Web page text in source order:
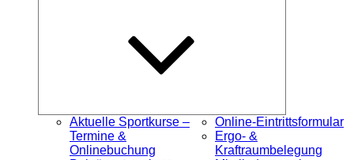
Aktuelle Sportkurse –
Termine &
Onlinebuchung
Online-Eintrittsformular
Ergo- &
Kraftraumbelegung